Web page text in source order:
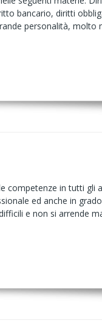
bancario, diritti
personalità, molto
competenze in tutti gli
ed anche in
e non si arrende